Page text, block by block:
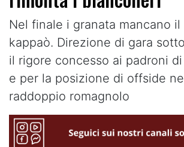
Nel finale i granata mancano
kappaò. Direzione di gara
il rigore concesso ai padroni
e per la posizione di offside
raddoppio romagnolo